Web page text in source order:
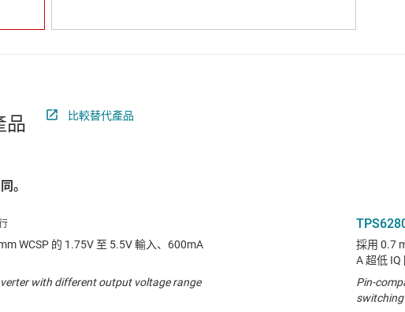
品 比較替代產品
。
WCSP 的 1.75V 至 5.5V 輸入、600mA
with different output voltage range
採用 0.7
A 超低 IQ
Pin-